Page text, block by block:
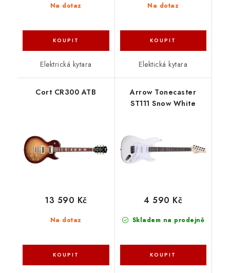
Na dotaz
Elektrická kytara
Na dotaz
Elektická kytara
Cort CR300 ATB
Na dotaz
13 590 Kč
Arrow Tonecaster
ST111 Snow White
Skladem na prodejně
4 590 Kč